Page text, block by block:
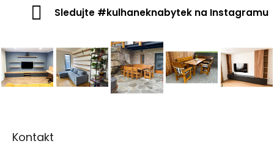
Sledujte #kulhaneknabytek na Instagramu
Kontakt